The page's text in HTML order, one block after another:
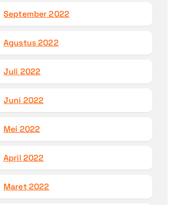
September 2022
Agustus 2022
Juli 2022
Juni 2022
Mei 2022
April 2022
Maret 2022